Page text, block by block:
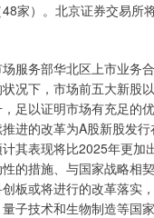
家）。北京证券交易所
务部华北区上市业务合
况下，市场前五大新股
足以证明市场有充足的
进的改革为A股新股发
其表现将比2025年更加
的措施、与国家战略相
板或将进行的改革落实
子技术和生物制造等国